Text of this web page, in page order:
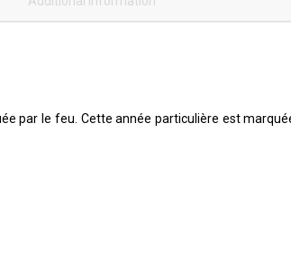
par le feu. Cette année particulière est